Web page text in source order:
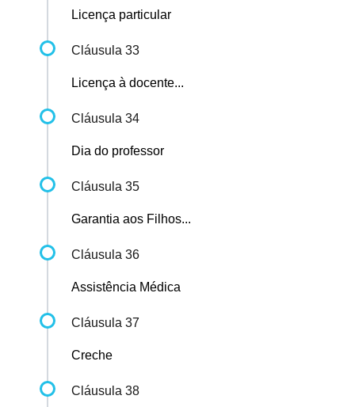
Licença particular
Cláusula 33
Licença à docente...
Cláusula 34
Dia do professor
Cláusula 35
Garantia aos Filhos...
Cláusula 36
Assistência Médica
Cláusula 37
Creche
Cláusula 38